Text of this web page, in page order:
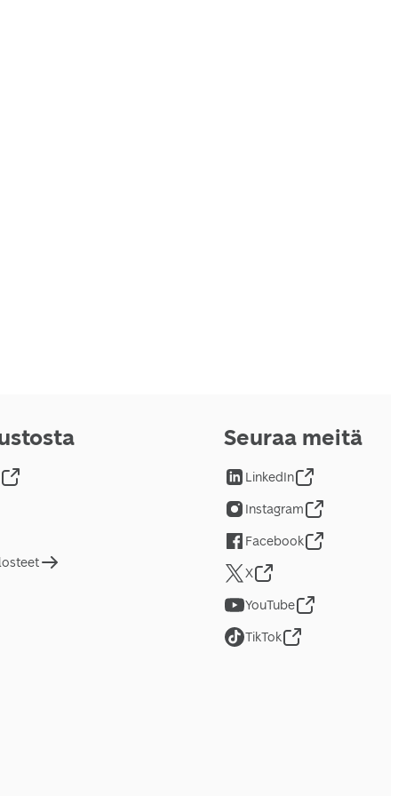
Seuraa meitä
LinkedIn
Instagram
Facebook
X
YouTube
TikTok